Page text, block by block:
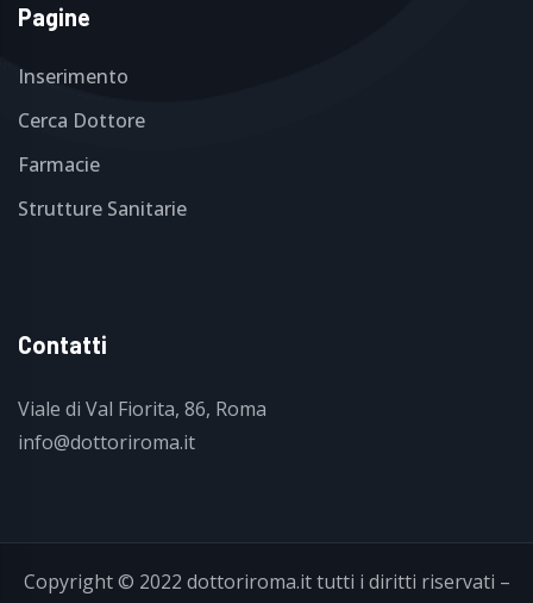
Pagine
Inserimento
Cerca Dottore
Farmacie
Strutture Sanitarie
Contatti
Viale di Val Fiorita, 86, Roma
info@dottoriroma.it
Copyright © 2022 dottoriroma.ittutti i diritti riservati –